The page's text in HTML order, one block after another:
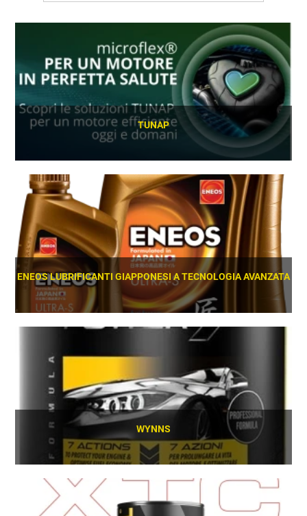
TUNAP
SCOPRI
ENEOS LUBRIFICANTI GIAPPONESI A TECNOLOGIA AVANZATA
SCOPRI
WYNNS
SCOPRI